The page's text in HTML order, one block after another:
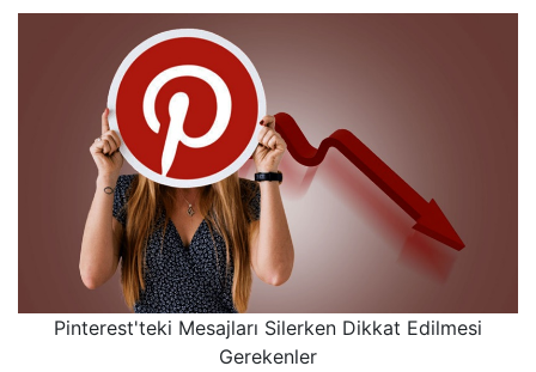
Pinterest'teki Mesajları Silerken Dikkat Edilmesi
Gerekenler